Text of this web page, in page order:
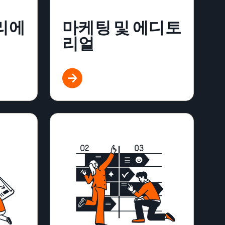
에
마케팅 및 에디토
리얼